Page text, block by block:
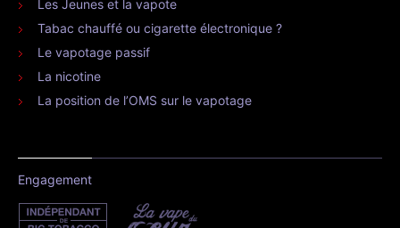
Les Jeunes et la vapote
Tabac chauffé ou cigarette électronique ?
Le vapotage passif
La nicotine
La position de l’OMS sur le vapotage
Engagement